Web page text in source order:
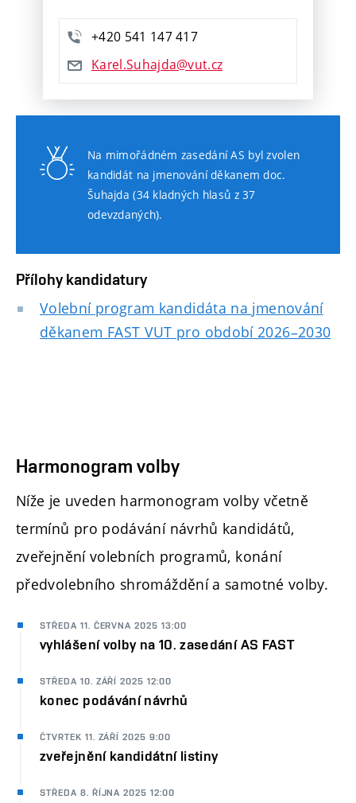
+420 541 147417
Karel.Suhajda@vut.cz
Na mimořádném zasedání AS byl zvolen
kandidát na jmenování děkanem doc.
Šuhajda (34 kladných hlasů z 37
odevzdaných).
Přílohy kandidatury
Volební program kandidáta na jmenování
děkanem FAST VUT pro období 2026–2030
Harmonogram volby
Níže je uveden harmonogram volby včetně
termínů pro podávání návrhů kandidátů,
zveřejnění volebních programů, konání
předvolebního shromáždění a samotné volby.
STŘEDA 11. ČERVNA 2025 13:00
vyhlášení volby na 10. zasedání AS FAST
STŘEDA 10. ZÁŘÍ 2025 12:00
konec podávání návrhů
ČTVRTEK 11. ZÁŘÍ 2025 9:00
zveřejnění kandidátní listiny
STŘEDA 8. ŘÍJNA 2025 12:00